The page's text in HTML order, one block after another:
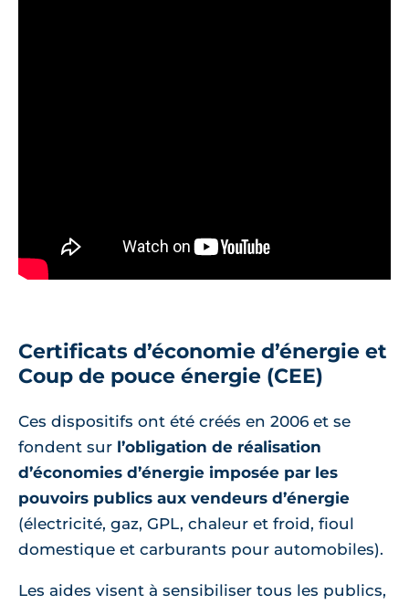
Certificats d’économie d’énergie et
Coup de pouce énergie (CEE)
Ces dispositifs ont été créés en 2006 et se
fondent sur l’obligation de réalisation
d’économies d’énergie imposée par les
pouvoirs publics aux vendeurs d’énergie
(électricité, gaz, GPL, chaleur et froid, fioul
domestique et carburants pour automobiles).
Les aides visent à sensibiliser tous les publics,